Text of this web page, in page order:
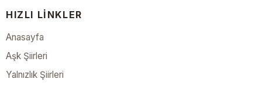
HIZLI LINKLER
Anasayfa
Aşk Şiirleri
Yalnızlık Şiirleri